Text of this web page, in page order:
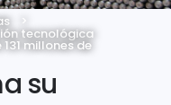
>
tecnológica
millones de
su